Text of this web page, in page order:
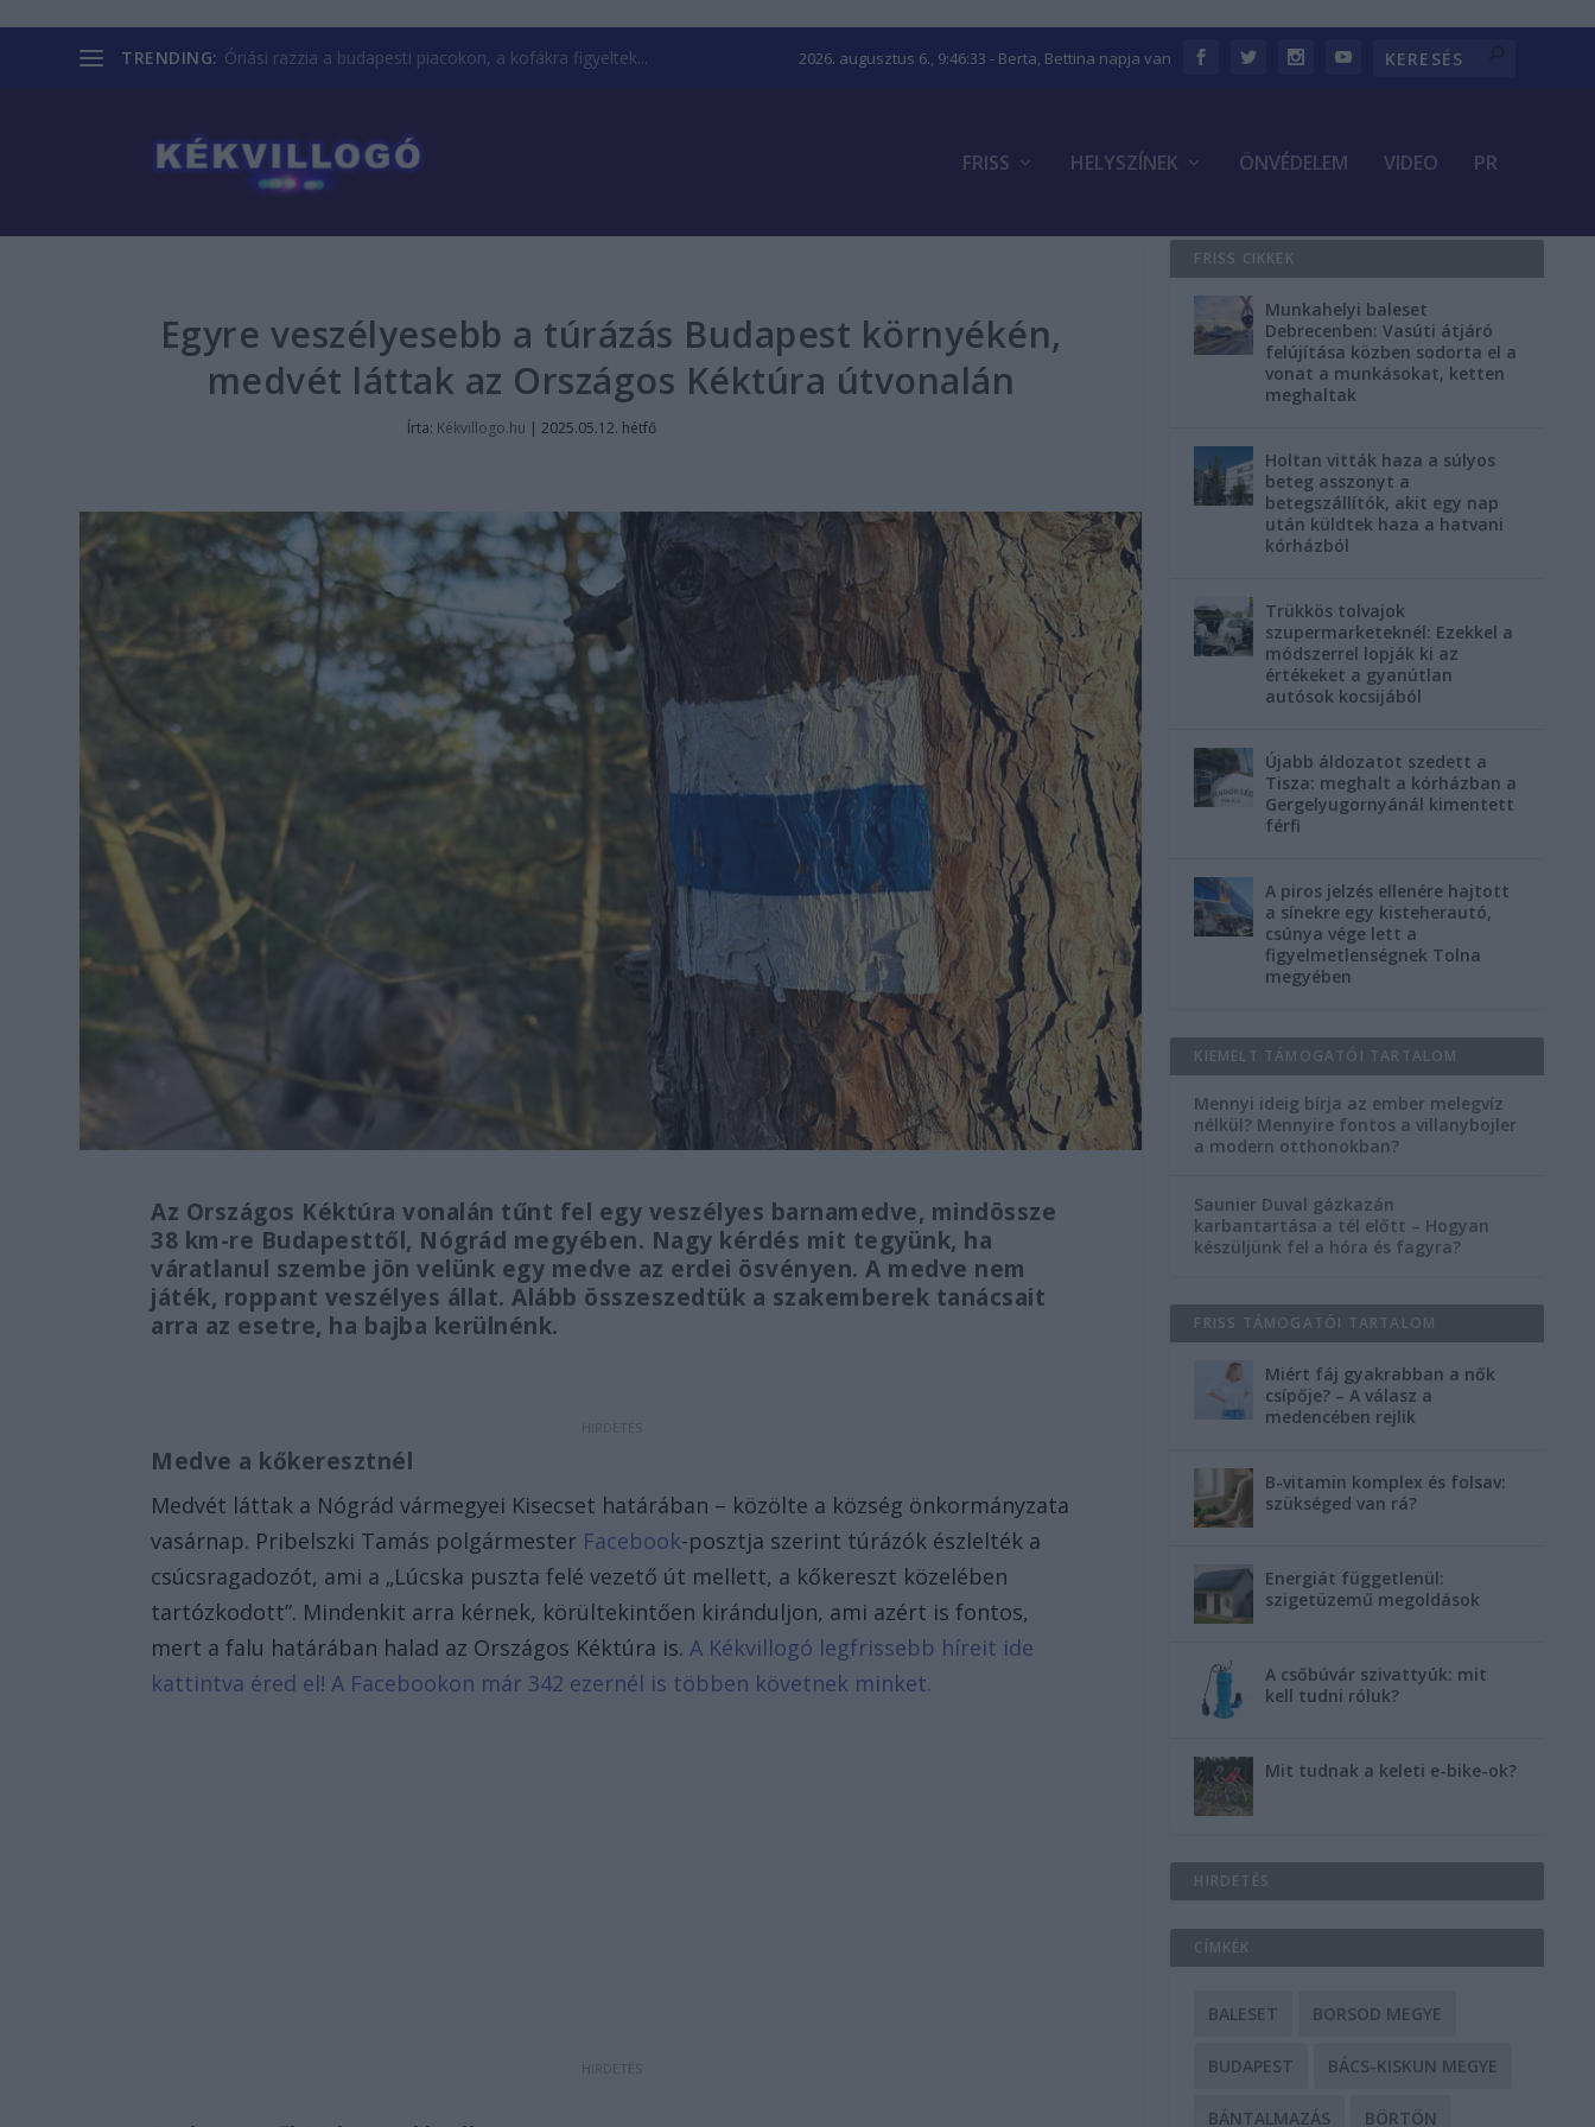
TRENDING: Óriási razzia a budapesti piacokon, a kofákra figyeltek... 2026. augusztus 6., 9:46:35 - Berta, Bettina napja van
FRISS HELYSZÍNEK ÖNVÉDELEM VIDEO PR
Egyre veszélyesebb a túrázás Budapest környékén,
medvét láttak az Országos Kéktúra útvonalán
Írta: Kékvillogo.hu |2025.05.12. hétfő
Az Országos Kéktúra vonalán tűnt fel egy veszélyes barnamedve, mindössze
38 km-re Budapesttől, Nógrád megyében. Nagy kérdés mit tegyünk, ha
váratlanul szembe jön velünk egy medve az erdei ösvényen. A medve nem
játék, roppant veszélyes állat. Alább összeszedtük a szakemberek tanácsait
arra az esetre, ha bajba kerülnénk.
Medve a kőkeresztnél
Medvét láttak a Nógrád vármegyei Kisecset határában – közölte a község önkormányzata
vasárnap. Pribelszki Tamás polgármester Facebook-posztja szerint túrázók észlelték a
csúcsragadozót, ami a „Lúcska puszta felé vezető út mellett, a kőkereszt közelében
tartózkodott”. Mindenkit arra kérnek, körültekintően kiránduljon, ami azért is fontos,
mert a falu határában halad az Országos Kéktúra is. A Kékvillogó legfrissebb híreit ide
kattintva éred el! A Facebookon már 342 ezernél is többen követnek minket.
FRISS CIKKEK
Munkahelyi baleset
Debrecenben: Vasúti átjáró
felújítása közben sodorta el a
vonat a munkásokat, ketten
meghaltak
Holtan vitták haza a súlyos
beteg asszonyt a
betegszállítók, akit egy nap
után küldtek haza a hatvani
kórházból
Trükkös tolvajok
szupermarketeknél: Ezekkel a
módszerrel lopják ki az
értékeket a gyanútlan
autósok kocsijából
Újabb áldozatot szedett a
Tisza: meghalt a kórházban a
Gergelyugornyánál kimentett
férfi
A piros jelzés ellenére hajtott
a sínekre egy kisteherautó,
csúnya vége lett a
figyelmetlenségnek Tolna
megyében
KIEMELT TÁMOGATÓI TARTALOM
Mennyi ideig bírja az ember melegvíz
nélkül? Mennyire fontos a villanybojler
a modern otthonokban?
Saunier Duval gázkazán
karbantartása a tél előtt – Hogyan
készüljünk fel a hóra és fagyra?
FRISS TÁMOGATÓI TARTALOM
Miért fáj gyakrabban a nők
csípője? – A válasz a
medencében rejlik
B-vitamin komplex és folsav:
szükséged van rá?
Energiát függetlenül:
szigetüzemű megoldások
A csőbúvár szivattyúk: mit
kell tudni róluk?
Mit tudnak a keleti e-bike-ok?
HIRDETÉS
CÍMKÉK
BALESET BORSOD MEGYE
BUDAPEST BÁCS-KISKUN MEGYE
BÁNTALMAZÁS BÖRTÖN